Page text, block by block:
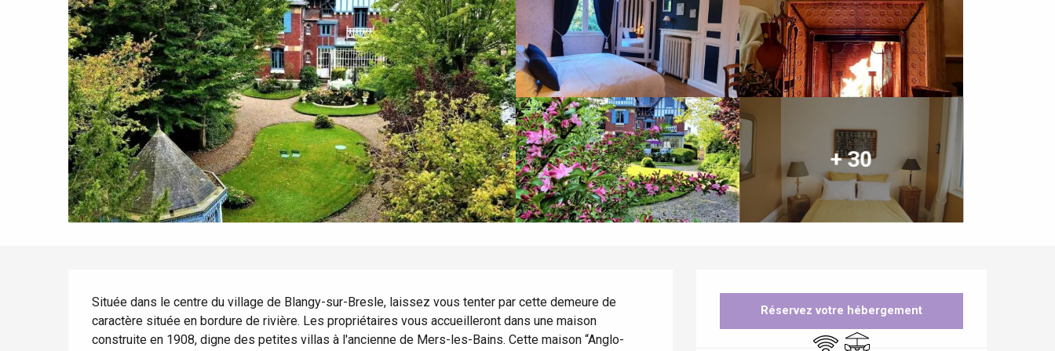
Tout l'agenda
Eté
Quand il pleut
Avec les enfants
Entre amis
Lieux branchés
Meilleurs brunch
Restaurants avec vue
Séjours en bord de
mer
Séjours en train
Séjours à vélo
+ 30
Ouverture et coordonnées
Réservez votre hébergement
WiFi Terrasse
Située dans le centre du village de Blangy-sur-Bresle, laissez vous tenter par cette demeure de
caractère située en bordure de rivière. Les propriétaires vous accueilleront dans une maison
construite en 1908, digne des petites villas à l'ancienne de Mers-les-Bains. Cette maison “Anglo-